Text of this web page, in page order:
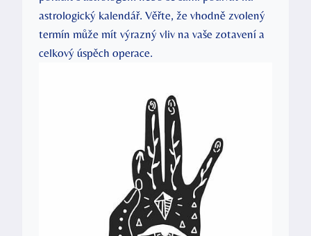
astrologický kalendář. Věřte, že vhodně zvolený
termín může mít výrazný vliv na vaše zotavení a
celkový úspěch operace.